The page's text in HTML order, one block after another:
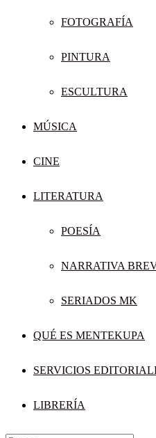
FOTOGRAFÍA
PINTURA
ESCULTURA
MÚSICA
CINE
LITERATURA
POESÍA
NARRATIVA
SERIADOS MK
QUÉ ES MENTEKUPA
SERVICIOS
LIBRERÍA